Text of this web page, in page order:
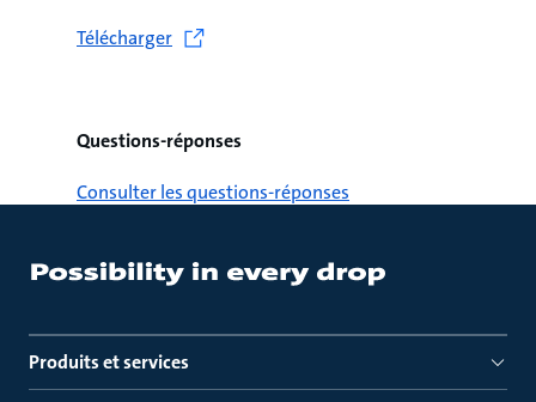
Télécharger
Questions-réponses
Consulter les questions-réponses
Produits et services